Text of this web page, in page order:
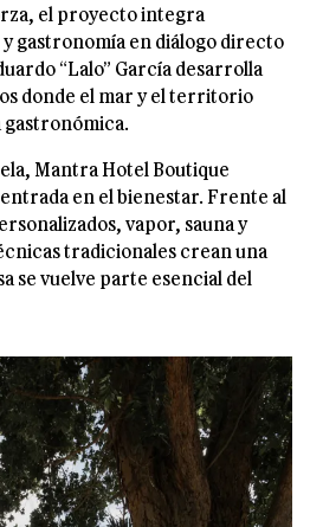
el proyecto integra
gastronomía en diálogo directo
“Lalo” García desarrolla
donde el mar y el territorio
Mantra Hotel Boutique
en el bienestar. Frente al
vapor, sauna y
tradicionales crean una
se vuelve parte esencial del